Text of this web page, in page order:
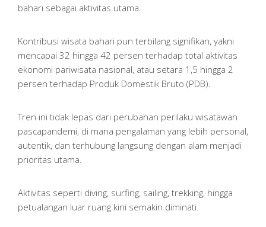
bahari sebagai aktivitas utama.
Kontribusi wisata bahari pun terbilang signifikan, yakni
mencapai 32 hingga 42 persen terhadap total aktivitas
ekonomi pariwisata nasional, atau setara 1,5 hingga 2
persen terhadap Produk Domestik Bruto (PDB).
Tren ini tidak lepas dari perubahan perilaku wisatawan
pascapandemi, di mana pengalaman yang lebih personal,
autentik, dan terhubung langsung dengan alam menjadi
prioritas utama.
Aktivitas seperti diving, surfing, sailing, trekking, hingga
petualangan luar ruang kini semakin diminati.